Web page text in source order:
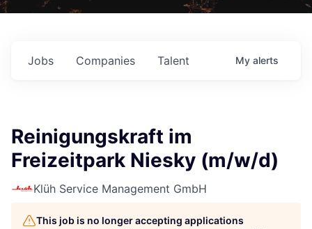
Jobs Companies Talent My alerts
Reinigungskraft im
Freizeitpark Niesky (m/w/d)
Klüh Service Management GmbH
This job is no longer accepting applications